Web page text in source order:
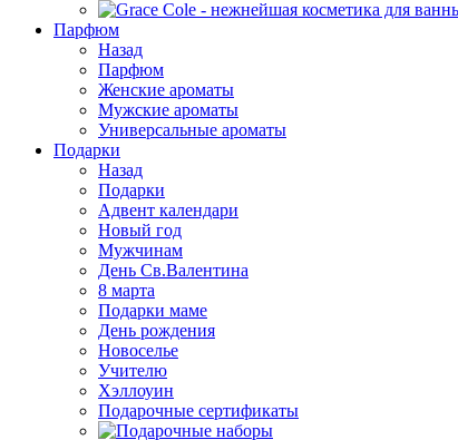
Парфюм
Назад
Парфюм
Женские ароматы
Мужские ароматы
Универсальные ароматы
Подарки
Назад
Подарки
Адвент календари
Новый год
Мужчинам
День Св.Валентина
8 марта
Подарки маме
День рождения
Новоселье
Учителю
Хэллоуин
Подарочные сертификаты